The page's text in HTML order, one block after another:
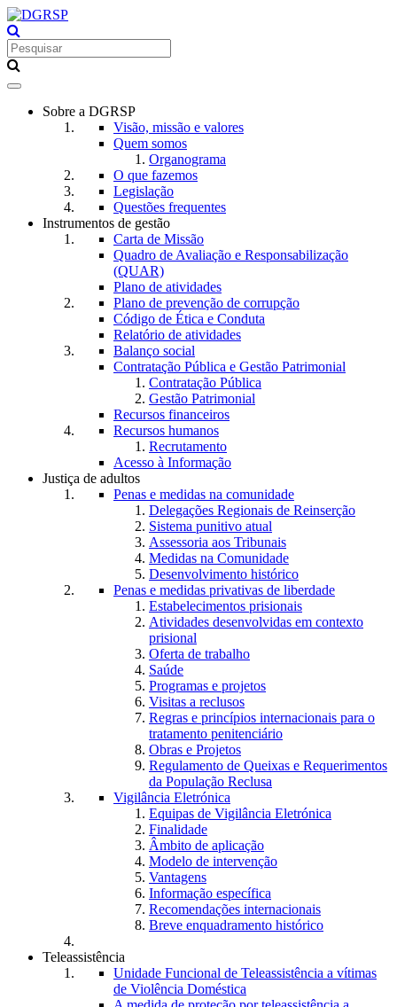
Toggle
navigationSobre a DGRSP
Visão, missão e valores
Quem somos
Organograma
O que fazemos
Legislação
Questões frequentes
Instrumentos de gestão
Carta de Missão
Quadro de Avaliação e Responsabilização
(QUAR)
Plano de atividades
Plano de prevenção de corrupção
Código de Ética e Conduta
Relatório de atividades
Balanço social
Contratação Pública e Gestão Patrimonial
Contratação Pública
Gestão Patrimonial
Recursos financeiros
Recursos humanos
Recrutamento
Acesso à Informação
Justiça de adultos
Penas e medidas na comunidade
Delegações Regionais de Reinserção
Sistema punitivo atual
Assessoria aos Tribunais
Medidas na Comunidade
Desenvolvimento histórico
Penas e medidas privativas de liberdade
Estabelecimentos prisionais
Atividades desenvolvidas em contexto
prisional
Oferta de trabalho
Saúde
Programas e projetos
Visitas a reclusos
Regras e princípios internacionais para o
tratamento penitenciário
Obras e Projetos
Regulamento de Queixas e Requerimentos
da População Reclusa
Vigilância Eletrónica
Equipas de Vigilância Eletrónica
Finalidade
Âmbito de aplicação
Modelo de intervenção
Vantagens
Informação específica
Recomendações internacionais
Breve enquadramento histórico
Teleassistência
Unidade Funcional de Teleassistência a vítimas
de Violência Doméstica